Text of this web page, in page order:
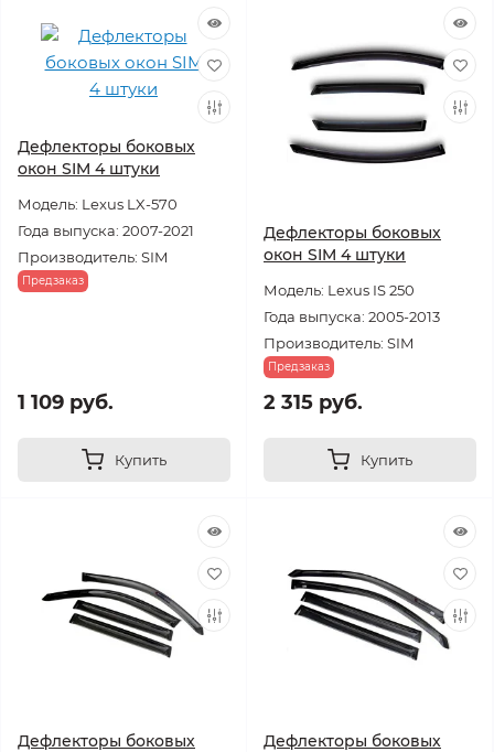
Дефлекторы боковых
окон SIM 4 штуки
Модель: Lexus LX-570
Года выпуска: 2007-2021
Производитель: SIM
Предзаказ
1 109 руб.
Купить
Дефлекторы боковых
окон SIM 4 штуки
Модель: Lexus IS 250
Года выпуска: 2005-2013
Производитель: SIM
Предзаказ
2 315 руб.
Купить
Дефлекторы боковых
Дефлекторы боковых